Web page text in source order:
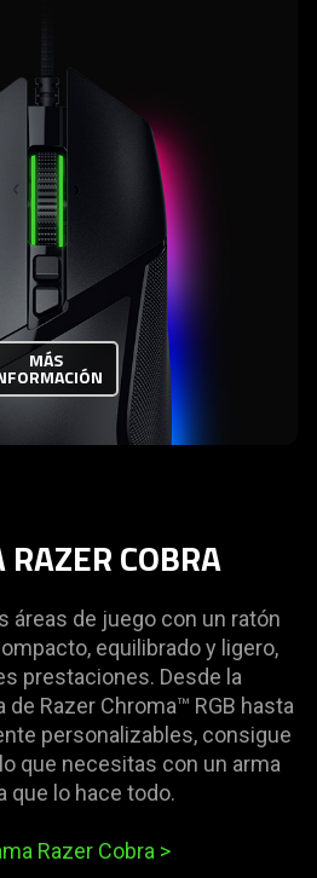
MÁS
COBRA
áreas de juego con un ratón
equilibrado y ligero,
prestaciones. Desde la
Razer Chroma™ RGB hasta
personalizables, consigue
que necesitas con un arma
que lo hace todo.
Razer Cobra >